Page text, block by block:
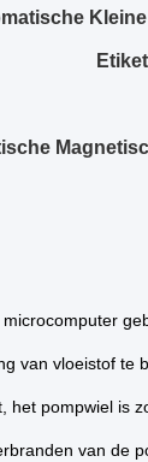
van vloeistof
pompwiel is
van de